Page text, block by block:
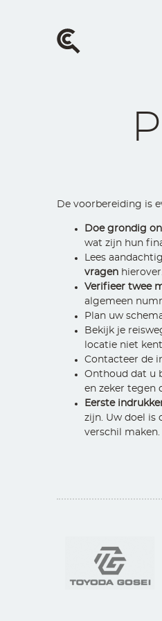
De voorbereiding is
Doe grondig
wat zijn hun
Lees
vragen hierover.
Verifieer twee
algemeen
Plan uw
Bekijk je
locatie niet
Contacteer de
Onthoud dat u
en zeker tegen
Eerste
zijn. Uw doel is
verschil maken.